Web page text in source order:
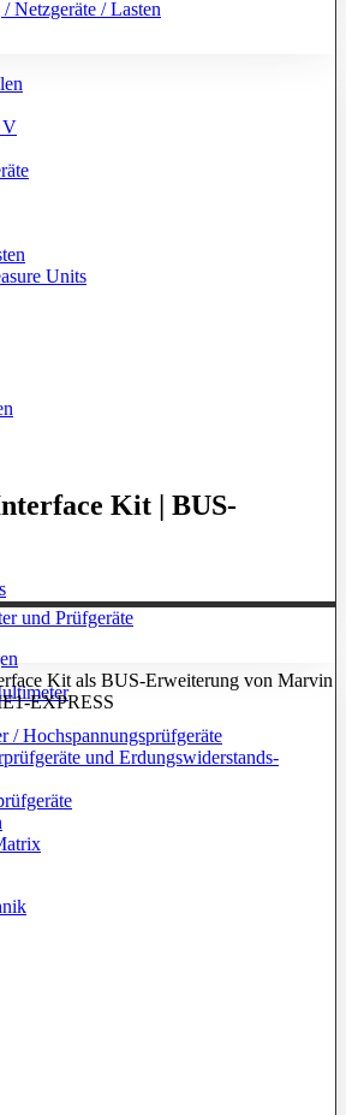
Netzgeräte / Lasten
V
Units
und Prüfgeräte
/ Hochspannungsprüfgeräte
und Erdungswiderstands-
Kit | BUS-